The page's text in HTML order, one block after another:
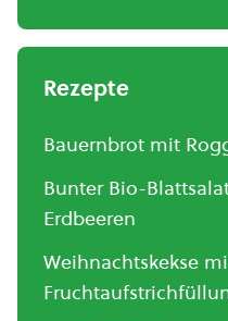
Rezepte
Bauernbrot mit
Bunter Bio-
Erdbeeren
Weihnachtskekse